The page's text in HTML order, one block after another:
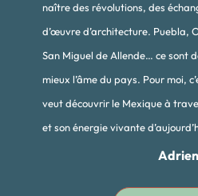
naître des révolutions, des
d’œuvre d’architecture. Puebla,
San Miguel de Allende… ce sont
mieux l’âme du pays. Pour moi,
veut découvrir le Mexique à
et son énergie vivante
Adrien